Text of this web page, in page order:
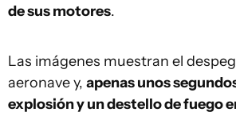
de sus motores.
Las imágenes muestran el
aeronave y, apenas unos
explosión y un destello de fuego